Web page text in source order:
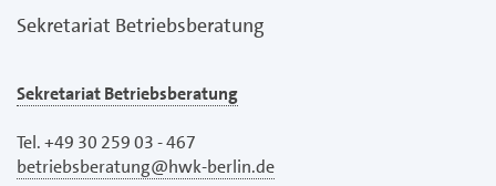
Sekretariat Betriebsberatung
Sekretariat Betriebsberatung
Tel. +49 30 259 03 - 467
betriebsberatung@hwk-berlin.de